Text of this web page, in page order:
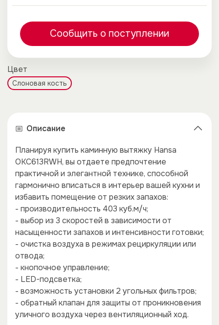
×
Сообщить о поступлении
Цвет
Слоновая кость
×
Описание
Планируя купить каминную вытяжку Hansa
OKC613RWH, вы отдаете предпочтение
практичной и элегантной технике, способной
гармонично вписаться в интерьер вашей кухни и
избавить помещение от резких запахов:
- производительность 403 куб.м/ч;
- выбор из 3 скоростей в зависимости от
насыщенности запахов и интенсивности готовки;
- очистка воздуха в режимах рециркуляции или
отвода;
- кнопочное управление;
- LED-подсветка;
- возможность установки 2 угольных фильтров;
- обратный клапан для защиты от проникновения
уличного воздуха через вентиляционный ход.